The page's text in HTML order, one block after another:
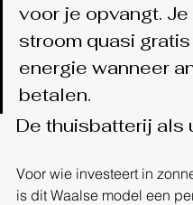
voor je opvangt.
stroom quasi
energie wanneer
betalen.
De thuisbatterij als
Voor wie investeert in
is dit Waalse model een